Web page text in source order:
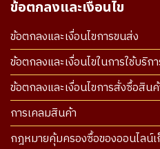
ข้อตกลงและเงื่อนไข
ข้อตกลงและเงื่อนไขการขนส่ง
ข้อตกลงและเงื่อนไขในการใช้บริก
ข้อตกลงและเงื่อนไขการสั่งซื้อสิน
การเคลมสินค้า
กฎหมายคุ้มครองซื้อของออนไลน์เ